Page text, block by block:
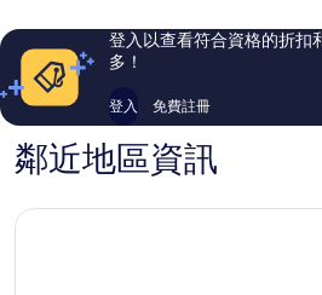
寶
安
登入以查看符合資格的折扣
多！
登入 免費註冊
鄰近地區資訊